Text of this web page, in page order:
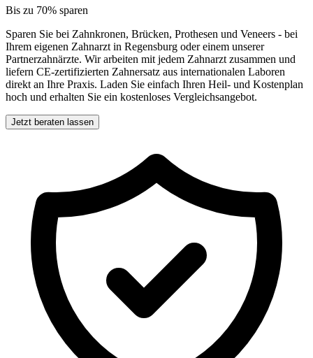
Bis zu 70% sparen
Sparen Sie bei Zahnkronen, Brücken, Prothesen und Veneers - bei
Ihrem eigenen Zahnarzt in Regensburg oder einem unserer
Partnerzahnärzte. Wir arbeiten mit jedem Zahnarzt zusammen und
liefern CE-zertifizierten Zahnersatz aus internationalen Laboren
direkt an Ihre Praxis. Laden Sie einfach Ihren Heil- und Kostenplan
hoch und erhalten Sie ein kostenloses Vergleichsangebot.
Jetzt beraten lassen